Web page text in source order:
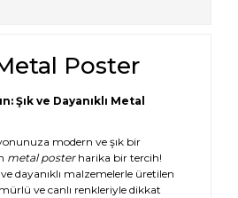
Poster
Şık ve Dayanıklı Metal
modern ve şık bir
metal posterharika bir tercih!
dayanıklı malzemelerle üretilen
ve canlı renkleriyle dikkat